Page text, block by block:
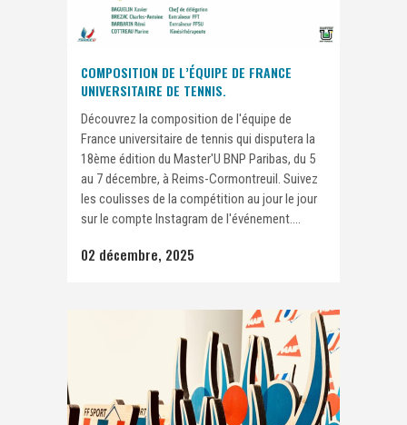
COMPOSITION DE L’ÉQUIPE DE FRANCE
UNIVERSITAIRE DE TENNIS.
Découvrez la composition de l'équipe de
France universitaire de tennis qui disputera la
18ème édition du Master'U BNP Paribas, du 5
au 7 décembre, à Reims-Cormontreuil. Suivez
les coulisses de la compétition au jour le jour
sur le compte Instagram de l'événement....
02 décembre, 2025